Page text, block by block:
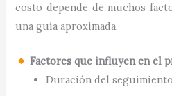
costo depende de muchos
una guía aproximada.
Factores que influyen en el
Duración del